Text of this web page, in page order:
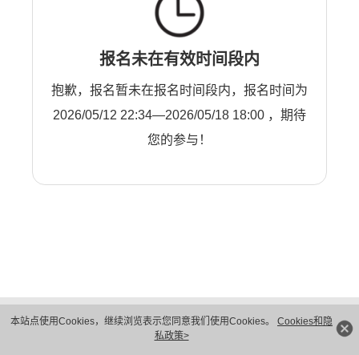
本站点使用Cookies，继续浏览表示您同意我们使用Cookies。 Cookies和隐
私政策>
报名未在有效时间段内
抱歉，报名暂未在报名时间段内，报名时间为
2026/05/12 22:34—2026/05/18 18:00 ，期待
您的参与！
隐私保护
法律声明